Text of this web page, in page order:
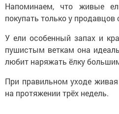
Напоминаем, что живые
покупать только у продавцов
У ели особенный запах и
пушистым веткам она
любит наряжать ёлку
При правильном уходе
на протяжении трёх недель.